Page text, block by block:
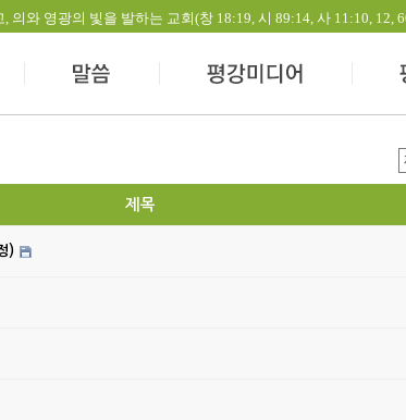
의와 영광의 빛을 발하는 교회(창 18:19, 시 89:14, 사 11:10, 12,
제목
)